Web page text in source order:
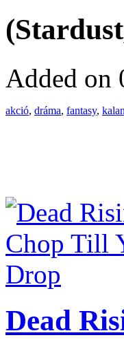
Added on
akció, dráma, fantasy,
Dead